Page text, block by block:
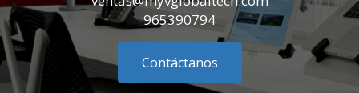
965390794
Contáctanos